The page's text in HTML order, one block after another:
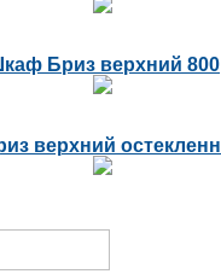
Бриз верхний 800
верхний